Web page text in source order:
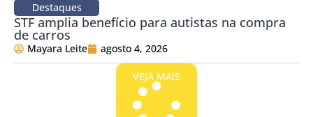
Destaques
STF amplia benefício para autistas na compra
de carros
Mayara Leite agosto 4, 2026
VEJA MAIS